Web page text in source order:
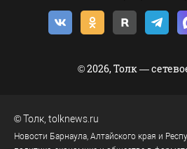
© 2026, Толк —
©Толк tolknews.ru
Новости Барнаула, Алтайского края и